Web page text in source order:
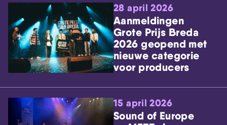
28 april 2026
Aanmeldingen
Grote Prijs Breda
2026 geopend met
nieuwe categorie
voor producers
15 april 2026
Sound of Europe